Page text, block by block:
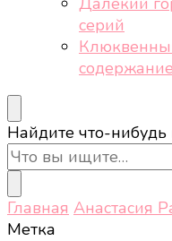
серий
Ищите
что-
то?
Найдите что-
Главная Анастасия
Метка